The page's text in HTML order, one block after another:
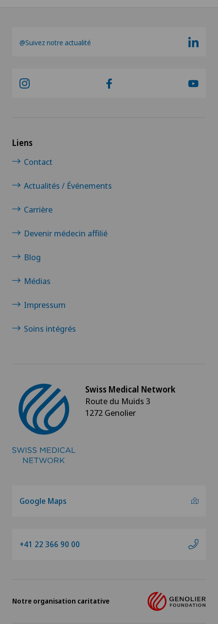
@Suivez notre actualité
Liens
Contact
Actualités / Événements
Carrière
Devenir médecin affilié
Blog
Médias
Impressum
Soins intégrés
Swiss Medical Network
Route du Muids 3
1272 Genolier
Google Maps
+41 22 366 90 00
Notre organisation caritative